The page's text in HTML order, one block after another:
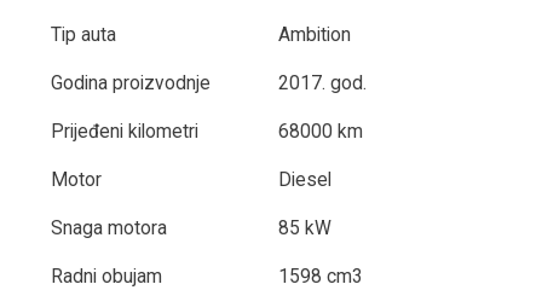
Tip auta Ambition
Godina proizvodnje 2017. god.
Prijeđeni kilometri 68000 km
Motor Diesel
Snaga motora 85 kW
Radni obujam 1598 cm3